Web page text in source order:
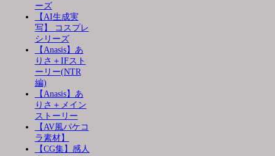
ーズ
【AI生成実
写】 コスプレ
シリーズ
【Anasis】あ
りさ＋IFスト
ーリー(NTR
編)
【Anasis】あ
りさ＋メイン
ストーリー
【AV風パケコ
ラ素材】
【CG集】感人